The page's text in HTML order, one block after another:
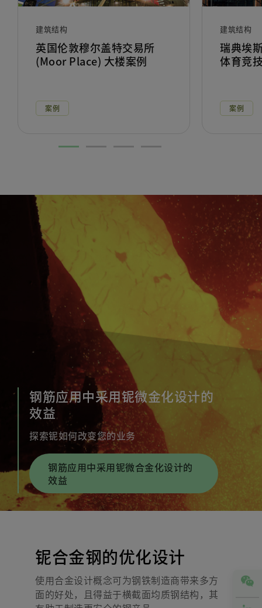
案例
建筑结构
英国伦敦穆尔盖特交易所
(Moor Place) 大楼案例
案例
建筑结构
瑞典埃
体育竞
钢筋应用中采用铌微金化设计的
效益
探索铌如何改变您的业务
钢筋应用中采用铌微合金化设计的
效益
铌合金钢的优化设计
使用合金设计概念可为钢铁制造商带来多方
面的好处，且得益于横截面均质钢结构，其